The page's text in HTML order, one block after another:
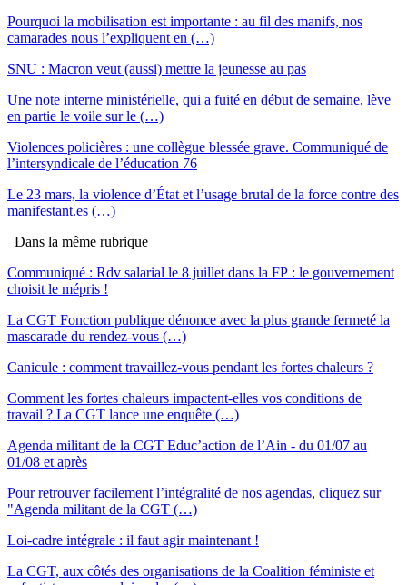
Pourquoi la mobilisation est importante : au fil des manifs, nos
camarades nous l’expliquent en (…)
SNU : Macron veut (aussi) mettre la jeunesse au pas
Une note interne ministérielle, qui a fuité en début de semaine, lève
en partie le voile sur le (…)
Violences policières : une collègue blessée grave. Communiqué de
l’intersyndicale de l’éducation 76
Le 23 mars, la violence d’État et l’usage brutal de la force contre des
manifestant.es (…)
Dans la même rubrique
Communiqué : Rdv salarial le 8 juillet dans la FP : le gouvernement
choisit le mépris !
La CGT Fonction publique dénonce avec la plus grande fermeté la
mascarade du rendez-vous (…)
Canicule : comment travaillez-vous pendant les fortes chaleurs ?
Comment les fortes chaleurs impactent-elles vos conditions de
travail ? La CGT lance une enquête (…)
Agenda militant de la CGT Educ’action de l’Ain - du 01/07 au
01/08 et après
Pour retrouver facilement l’intégralité de nos agendas, cliquez sur
"Agenda militant de la CGT (…)
Loi-cadre intégrale : il faut agir maintenant !
La CGT, aux côtés des organisations de la Coalition féministe et